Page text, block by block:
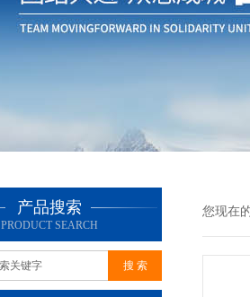
产品搜索
PRODUCT SEARCH
您现在